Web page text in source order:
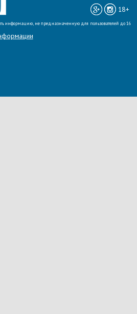
18+
информацию, не предназначенную для пользователей до 16